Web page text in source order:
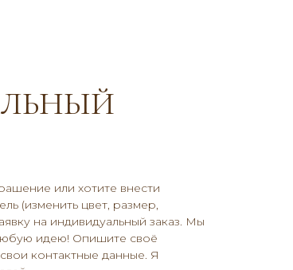
или хотите внести
(изменить цвет, размер,
на индивидуальный заказ. Мы
идею! Опишите своё
контактные данные. Я